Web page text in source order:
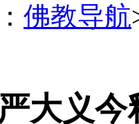
佛教导航
大义今